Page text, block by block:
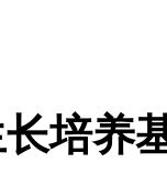
培养